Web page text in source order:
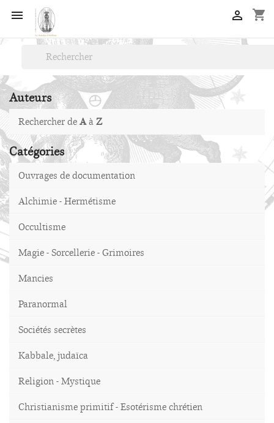
 shopping_cart

Auteurs
Rechercher deAàZ
Catégories
Ouvrages de documentation
Alchimie - Hermétisme
Occultisme
Magie - Sorcellerie - Grimoires
Mancies
Paranormal
Sociétés secrètes
Kabbale, judaïca
Religion - Mystique
Christianisme primitif - Esotérisme chrétien